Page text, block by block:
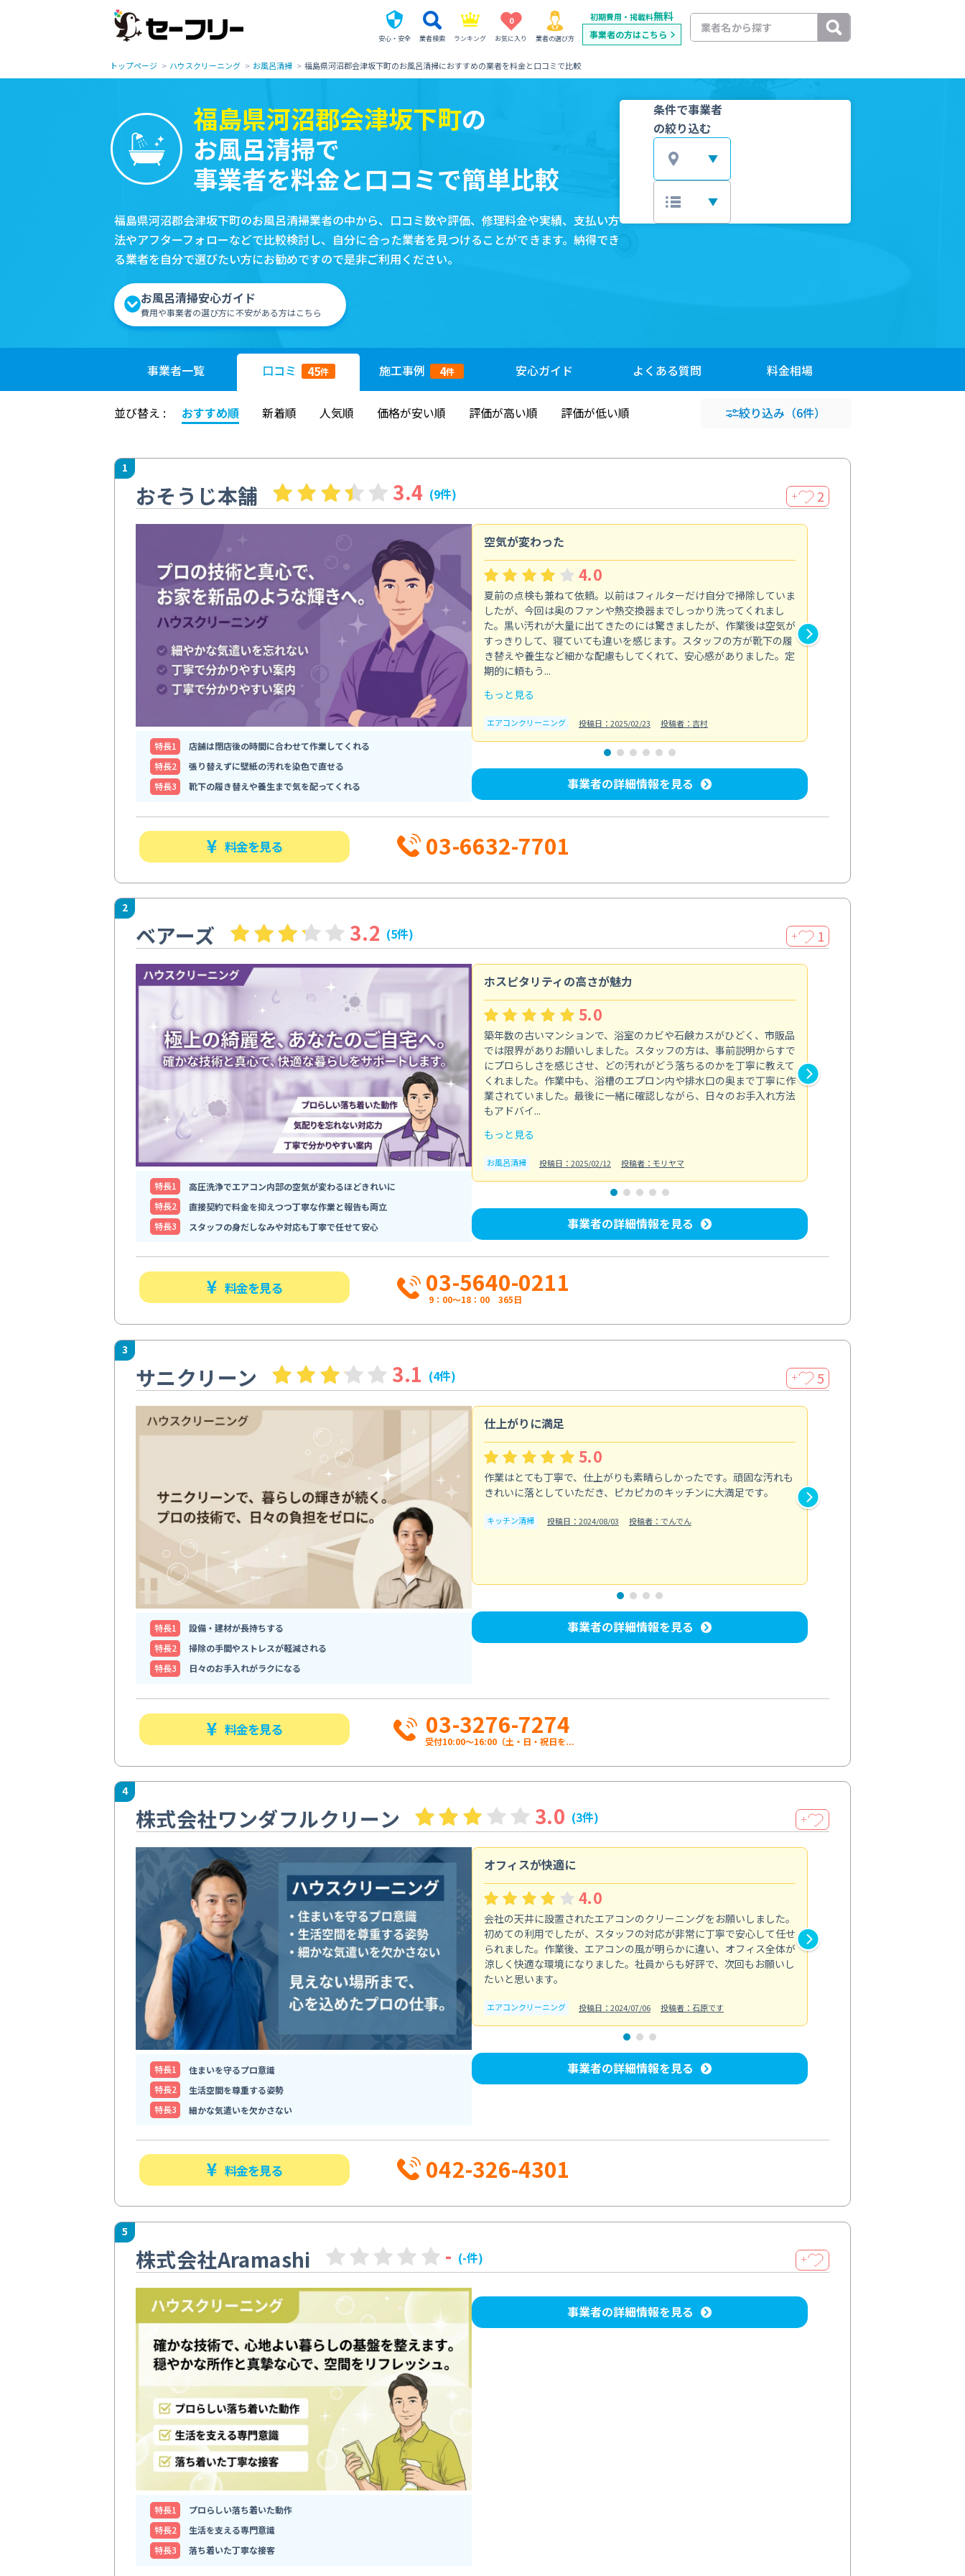
安心・安全 業者検索 ランキング
0
お気に入り 業者の選び方
初期費用・掲載料無料
事業者の方はこちら
トップページ ハウスクリーニング お風呂清掃 福島県河沼郡会津坂下町のお風呂清掃におすすめの業者を料金と口コミで比較
福島県河沼郡会津坂下町の
お風呂清掃で
事業者を料金と口コミで簡単比較
福島県河沼郡会津坂下町のお風呂清掃業者の中から、口コミ数や評価、修理料金や実績、支払い方
法やアフターフォローなどで比較検討し、自分に合った業者を見つけることができます。納得でき
る業者を自分で選びたい方にお勧めですので是非ご利用ください。
お風呂清掃安心ガイド
費用や事業者の選び方に不安がある方はこちら
条件で事業者
の絞り込む
事業者一覧 口コミ 45件 施工事例 4件 安心ガイド よくある質問 料金相場
並び替え : おすすめ順 新着順 人気順 価格が安い順 評価が高い順 評価が低い順 絞り込み （6件）
1
おそうじ本舗 3.4 (9件) ＋ 2
特⻑1
店舗は閉店後の時間に合わせて作業してくれる
特⻑2
張り替えずに壁紙の汚れを染色で直せる
特⻑3
靴下の履き替えや養生まで気を配ってくれる
空気が変わった
4.0
夏前の点検も兼ねて依頼。以前はフィルターだけ自分で掃除していま
したが、今回は奥のファンや熱交換器までしっかり洗ってくれまし
た。黒い汚れが大量に出てきたのには驚きましたが、作業後は空気が
すっきりして、寝ていても違いを感じます。スタッフの方が靴下の履
き替えや養生など細かな配慮もしてくれて、安心感がありました。定
期的に頼もう...
もっと見る
エアコンクリーニング 投稿日：2025/02/23 投稿者：吉村
事業者の詳細情報を見る
料金を見る 03-6632-7701
2
ベアーズ 3.2 (5件) ＋ 1
特⻑1
高圧洗浄でエアコン内部の空気が変わるほどきれいに
特⻑2
直接契約で料金を抑えつつ丁寧な作業と報告も両立
特⻑3
スタッフの身だしなみや対応も丁寧で任せて安心
ホスピタリティの高さが魅力
5.0
築年数の古いマンションで、浴室のカビや石鹸カスがひどく、市販品
では限界がありお願いしました。スタッフの方は、事前説明からすで
にプロらしさを感じさせ、どの汚れがどう落ちるのかを丁寧に教えて
くれました。作業中も、浴槽のエプロン内や排水口の奥まで丁寧に作
業されていました。最後に一緒に確認しながら、日々のお手入れ方法
もアドバイ...
もっと見る
お風呂清掃 投稿日：2025/02/12 投稿者：モリヤマ
事業者の詳細情報を見る
料金を見る 03-5640-0211
9：00～18：00 365日
3
サニクリーン 3.1 (4件) ＋ 5
特⻑1
設備・建材が長持ちする
特⻑2
掃除の手間やストレスが軽減される
特⻑3
日々のお手入れがラクになる
仕上がりに満足
5.0
作業はとても丁寧で、仕上がりも素晴らしかったです。頑固な汚れも
きれいに落としていただき、ピカピカのキッチンに大満足です。
キッチン清掃 投稿日：2024/08/03 投稿者：でんでん
事業者の詳細情報を見る
料金を見る 03-3276-7274
受付10:00〜16:00（土・日・祝日を...
4
株式会社ワンダフルクリーン 3.0 (3件) ＋
特⻑1
住まいを守るプロ意識
特⻑2
生活空間を尊重する姿勢
特⻑3
細かな気遣いを欠かさない
オフィスが快適に
4.0
会社の天井に設置されたエアコンのクリーニングをお願いしました。
初めての利用でしたが、スタッフの対応が非常に丁寧で安心して任せ
られました。作業後、エアコンの風が明らかに違い、オフィス全体が
涼しく快適な環境になりました。社員からも好評で、次回もお願いし
たいと思います。
エアコンクリーニング 投稿日：2024/07/06 投稿者：石原です
事業者の詳細情報を見る
料金を見る 042-326-4301
5
株式会社Aramashi - (-件) ＋
特⻑1
プロらしい落ち着いた動作
特⻑2
生活を支える専門意識
特⻑3
落ち着いた丁寧な接客
事業者の詳細情報を見る